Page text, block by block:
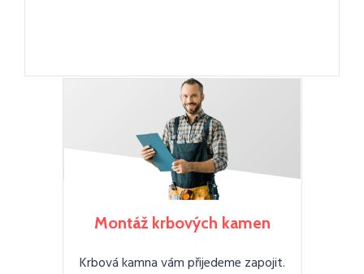
Montáž krbových kamen
Krbová kamna vám přijedeme zapojit.